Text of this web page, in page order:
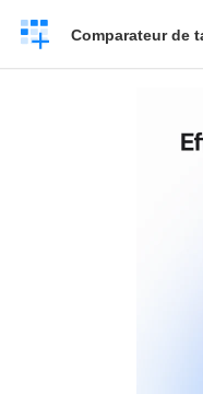
Créer
un
Comparateur de